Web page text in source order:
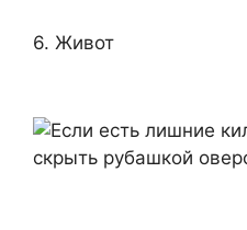
6. Живот